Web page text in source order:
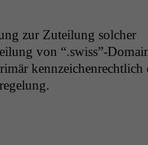
zur Zuteilung solch­er